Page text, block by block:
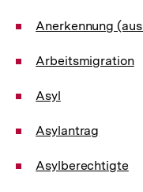
Anerkennung
Arbeitsmigration
Asyl
Asylantrag
Asylberechtigte